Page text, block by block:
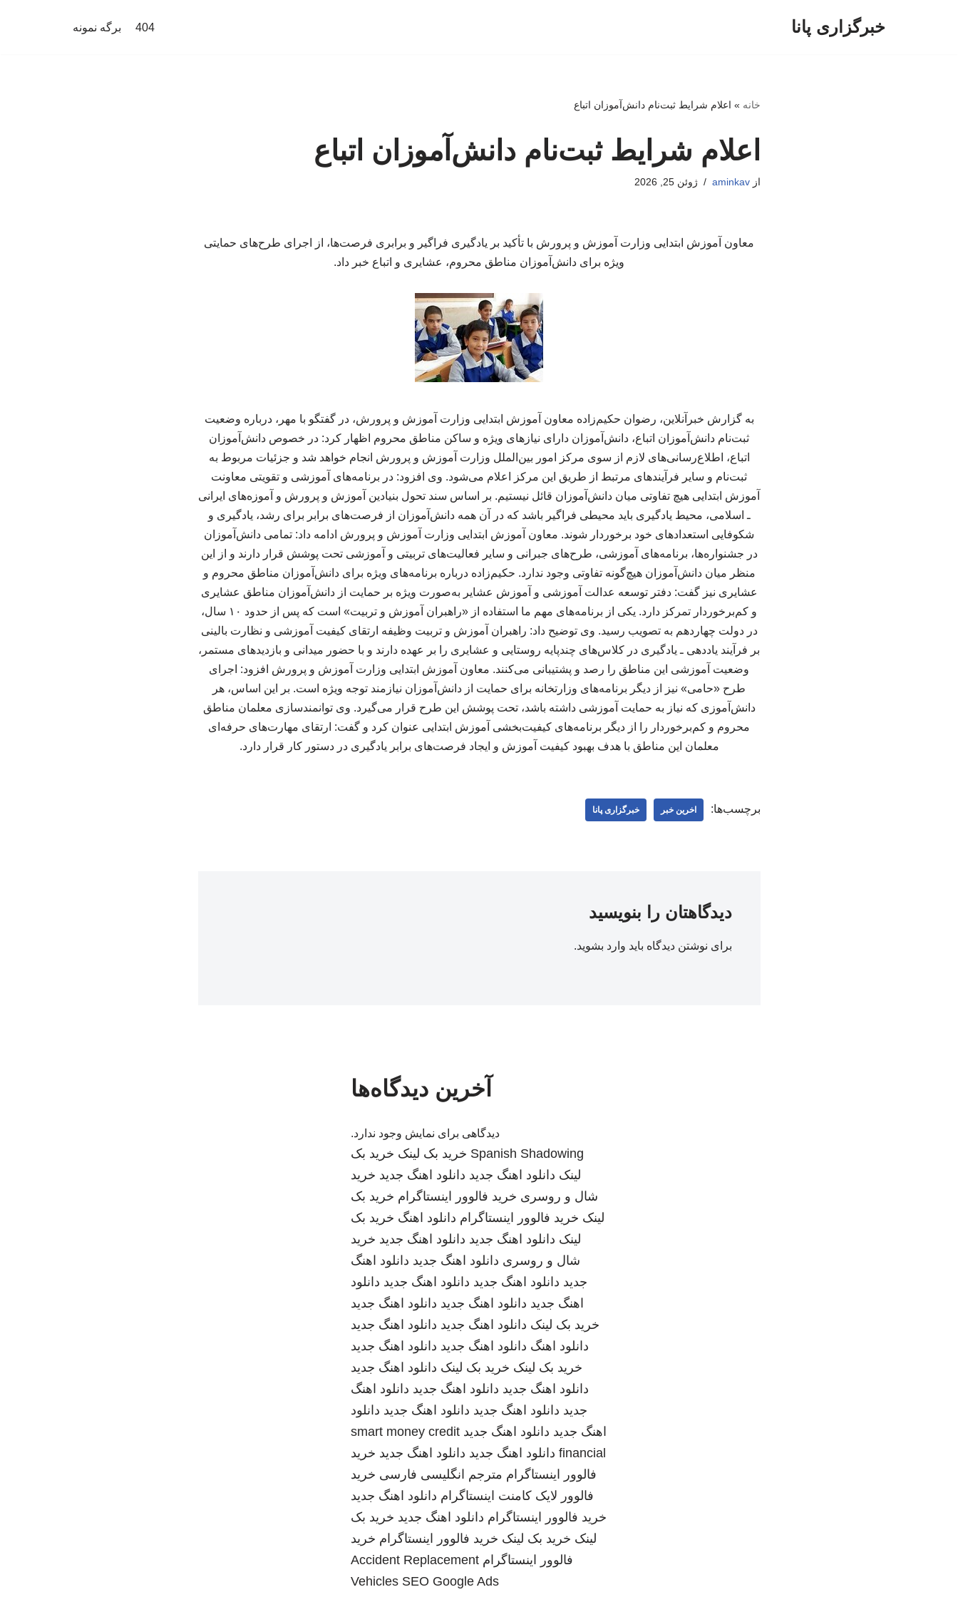
خبرگزاری پانا 404 برگه نمونه
خانه » اعلام شرایط ثبت‌نام دانش‌آموزان اتباع
اعلام شرایط ثبت‌نام دانش‌آموزان اتباع
ازaminkav ژوئن 25, 2026
معاون آموزش ابتدایی وزارت آموزش و پرورش با تأکید بر یادگیری فراگیر و برابری فرصت‌ها، از اجرای طرح‌های حمایتی
ویژه برای دانش‌آموزان مناطق محروم، عشایری و اتباع خبر داد.
به گزارش خبرآنلاین، رضوان حکیم‌زاده معاون آموزش ابتدایی وزارت آموزش و پرورش، در گفتگو با مهر، درباره وضعیت
ثبت‌نام دانش‌آموزان اتباع، دانش‌آموزان دارای نیازهای ویژه و ساکن مناطق محروم اظهار کرد: در خصوص دانش‌آموزان
اتباع، اطلاع‌رسانی‌های لازم از سوی مرکز امور بین‌الملل وزارت آموزش و پرورش انجام خواهد شد و جزئیات مربوط به
ثبت‌نام و سایر فرآیندهای مرتبط از طریق این مرکز اعلام می‌شود. وی افزود: در برنامه‌های آموزشی و تقویتی معاونت
آموزش ابتدایی هیچ تفاوتی میان دانش‌آموزان قائل نیستیم. بر اساس سند تحول بنیادین آموزش و پرورش و آموزه‌های ایرانی
ـ اسلامی، محیط یادگیری باید محیطی فراگیر باشد که در آن همه دانش‌آموزان از فرصت‌های برابر برای رشد، یادگیری و
شکوفایی استعدادهای خود برخوردار شوند. معاون آموزش ابتدایی وزارت آموزش و پرورش ادامه داد: تمامی دانش‌آموزان
در جشنواره‌ها، برنامه‌های آموزشی، طرح‌های جبرانی و سایر فعالیت‌های تربیتی و آموزشی تحت پوشش قرار دارند و از این
منظر میان دانش‌آموزان هیچ‌گونه تفاوتی وجود ندارد. حکیم‌زاده درباره برنامه‌های ویژه برای دانش‌آموزان مناطق محروم و
عشایری نیز گفت: دفتر توسعه عدالت آموزشی و آموزش عشایر به‌صورت ویژه بر حمایت از دانش‌آموزان مناطق عشایری
و کم‌برخوردار تمرکز دارد. یکی از برنامه‌های مهم ما استفاده از «راهبران آموزش و تربیت» است که پس از حدود ۱۰ سال،
در دولت چهاردهم به تصویب رسید. وی توضیح داد: راهبران آموزش و تربیت وظیفه ارتقای کیفیت آموزشی و نظارت بالینی
بر فرآیند یاددهی ـ یادگیری در کلاس‌های چندپایه روستایی و عشایری را بر عهده دارند و با حضور میدانی و بازدیدهای مستمر،
وضعیت آموزشی این مناطق را رصد و پشتیبانی می‌کنند. معاون آموزش ابتدایی وزارت آموزش و پرورش افزود: اجرای
طرح «حامی» نیز از دیگر برنامه‌های وزارتخانه برای حمایت از دانش‌آموزان نیازمند توجه ویژه است. بر این اساس، هر
دانش‌آموزی که نیاز به حمایت آموزشی داشته باشد، تحت پوشش این طرح قرار می‌گیرد. وی توانمندسازی معلمان مناطق
محروم و کم‌برخوردار را از دیگر برنامه‌های کیفیت‌بخشی آموزش ابتدایی عنوان کرد و گفت: ارتقای مهارت‌های حرفه‌ای
معلمان این مناطق با هدف بهبود کیفیت آموزش و ایجاد فرصت‌های برابر یادگیری در دستور کار قرار دارد.
برچسب‌ها: اخرین خبر خبرگزاری پانا
دیدگاهتان را بنویسید
برای نوشتن دیدگاه باید وارد بشوید.
آخرین دیدگاه‌ها
دیدگاهی برای نمایش وجود ندارد.
Spanish Shadowing خرید بک لینک خرید بک
لینک دانلود اهنگ جدید دانلود اهنگ جدید خرید
شال و روسری خرید فالوور اینستاگرام خرید بک
لینک خرید فالوور اینستاگرام دانلود اهنگ خرید بک
لینک دانلود اهنگ جدید دانلود اهنگ جدید خرید
شال و روسری دانلود اهنگ جدید دانلود اهنگ
جدید دانلود اهنگ جدید دانلود اهنگ جدید دانلود
اهنگ جدید دانلود اهنگ جدید دانلود اهنگ جدید
خرید بک لینک دانلود اهنگ جدید دانلود اهنگ جدید
دانلود اهنگ دانلود اهنگ جدید دانلود اهنگ جدید
خرید بک لینک خرید بک لینک دانلود اهنگ جدید
دانلود اهنگ جدید دانلود اهنگ جدید دانلود اهنگ
جدید دانلود اهنگ جدید دانلود اهنگ جدید دانلود
اهنگ جدید دانلود اهنگ جدید smart money credit
financial دانلود اهنگ جدید دانلود اهنگ جدید خرید
فالوور اینستاگرام مترجم انگلیسی فارسی خرید
فالوور لایک کامنت اینستاگرام دانلود اهنگ جدید
خرید فالوور اینستاگرام دانلود اهنگ جدید خرید بک
لینک خرید بک لینک خرید فالوور اینستاگرام خرید
فالوور اینستاگرام Accident Replacement
Vehicles SEO Google Ads